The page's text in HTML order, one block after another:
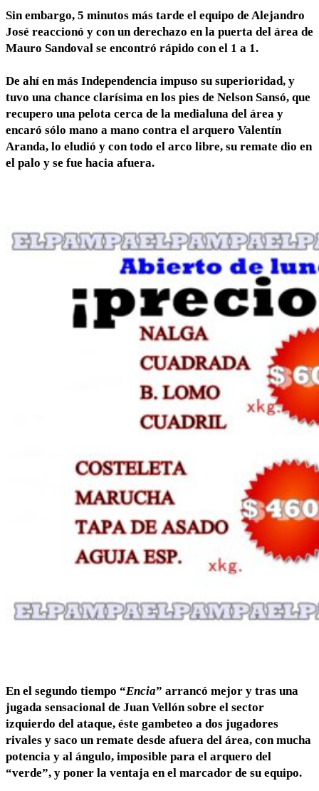
Sin embargo, 5 minutos más tarde el equipo de Alejandro
José reaccionó y con un derechazo en la puerta del área de
Mauro Sandoval se encontró rápido con el 1 a 1.
De ahí en más Independencia impuso su superioridad, y
tuvo una chance clarísima en los pies de Nelson Sansó, que
recupero una pelota cerca de la medialuna del área y
encaró sólo mano a mano contra el arquero Valentín
Aranda, lo eludió y con todo el arco libre, su remate dio en
el palo y se fue hacia afuera.
En el segundo tiempo “Encia” arrancó mejor y tras una
jugada sensacional de Juan Vellón sobre el sector
izquierdo del ataque, éste gambeteo a dos jugadores
rivales y saco un remate desde afuera del área, con mucha
potencia y al ángulo, imposible para el arquero del
“verde”, y poner la ventaja en el marcador de su equipo.